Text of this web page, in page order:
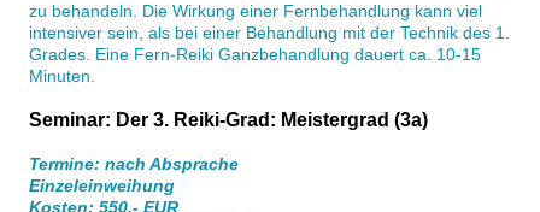
zu behandeln. Die Wirkung einer Fernbehandlung kann viel
intensiver sein, als bei einer Behandlung mit der Technik des 1.
Grades. Eine Fern-Reiki Ganzbehandlung dauert ca. 10-15
Minuten.
Seminar: Der 3. Reiki-Grad: Meistergrad (3a)
Termine: nach Absprache
Einzeleinweihung
Kosten: 550,- EUR